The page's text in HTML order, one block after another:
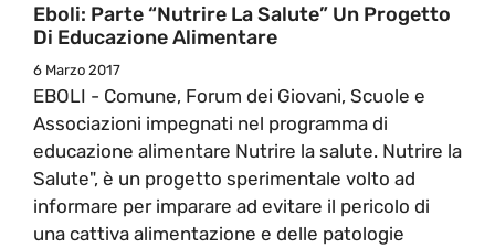
Eboli: Parte “Nutrire La Salute” Un Progetto
Di Educazione Alimentare
6 Marzo 2017
EBOLI - Comune, Forum dei Giovani, Scuole e
Associazioni impegnati nel programma di
educazione alimentare Nutrire la salute. Nutrire la
Salute", è un progetto sperimentale volto ad
informare per imparare ad evitare il pericolo di
una cattiva alimentazione e delle patologie